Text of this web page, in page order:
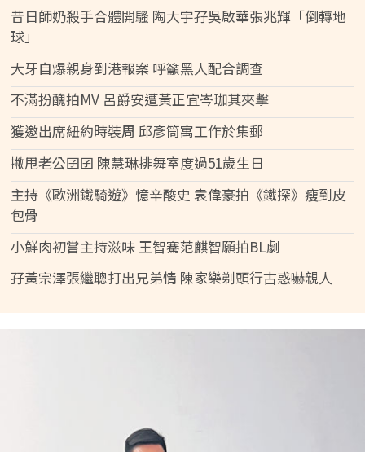
昔日師奶殺手合體開騷 陶大宇孖吳啟華張兆輝「倒轉地
球」
大牙自爆親身到港報案 呼籲黑人配合調查
不滿扮醜拍MV 呂爵安遭黃正宜岑珈其夾擊
獲邀出席紐約時裝周 邱彥筒寓工作於集郵
撇甩老公囝囝 陳慧琳排舞室度過51歲生日
主持《歐洲鐵騎遊》憶辛酸史 袁偉豪拍《鐵探》瘦到皮
包骨
小鮮肉初嘗主持滋味 王智騫范麒智願拍BL劇
孖黃宗澤張繼聰打出兄弟情 陳家樂剃頭行古惑嚇親人